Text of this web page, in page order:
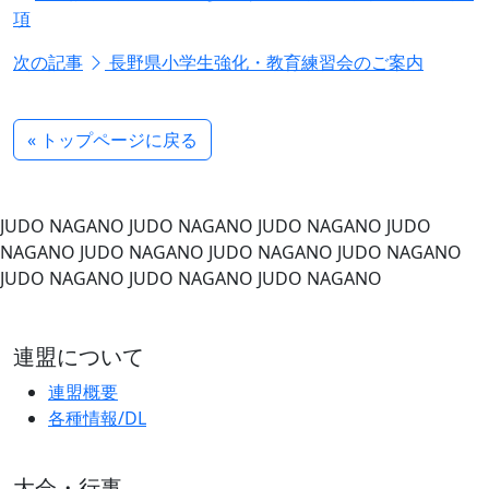
項
次の記事
長野県小学生強化・教育練習会のご案内
« トップページに戻る
JUDO NAGANO JUDO NAGANO JUDO NAGANO JUDO
NAGANO JUDO NAGANO JUDO NAGANO JUDO NAGANO
JUDO NAGANO JUDO NAGANO JUDO NAGANO
連盟について
連盟概要
各種情報/DL